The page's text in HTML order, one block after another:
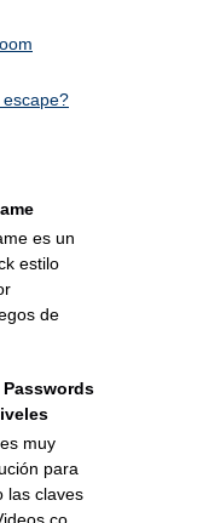
es un
estilo
de
muy
para
las claves